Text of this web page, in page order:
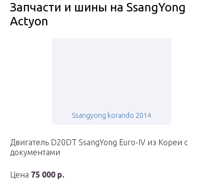
Запчасти и шины на SsangYong
Actyon
Ssangyong korando 2014
Двигатель D20DT SsangYong Euro-IV из Кореи с
документами
Цена 75 000 р.